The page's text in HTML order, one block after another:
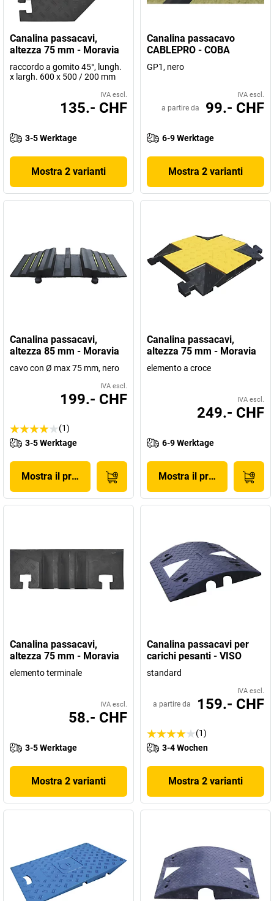
Canalina passacavi,
altezza 75 mm - Moravia
raccordo a gomito 45°, lungh.
x largh. 600 x 500 / 200 mm
IVA escl.
135.- CHF
3-5 Werktage
Mostra 2 varianti
Canalina passacavo
CABLEPRO - COBA
GP1, nero
IVA escl.
a partire da 99.- CHF
6-9 Werktage
Mostra 2 varianti
Canalina passacavi,
altezza 85 mm - Moravia
cavo con Ø max 75 mm, nero
IVA escl.
199.- CHF
(1)
3-5 Werktage
Mostra il prodotto
Canalina passacavi,
altezza 75 mm - Moravia
elemento a croce
IVA escl.
249.- CHF
6-9 Werktage
Mostra il prodotto
Canalina passacavi,
altezza 75 mm - Moravia
elemento terminale
IVA escl.
58.- CHF
3-5 Werktage
Mostra 2 varianti
Canalina passacavi per
carichi pesanti - VISO
standard
IVA escl.
a partire da 159.- CHF
(1)
3-4 Wochen
Mostra 2 varianti